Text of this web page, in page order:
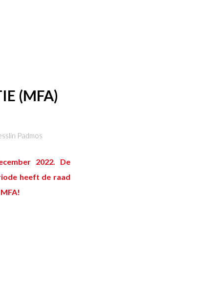
(MFA)
Padmos
2022. De
heeft de raad